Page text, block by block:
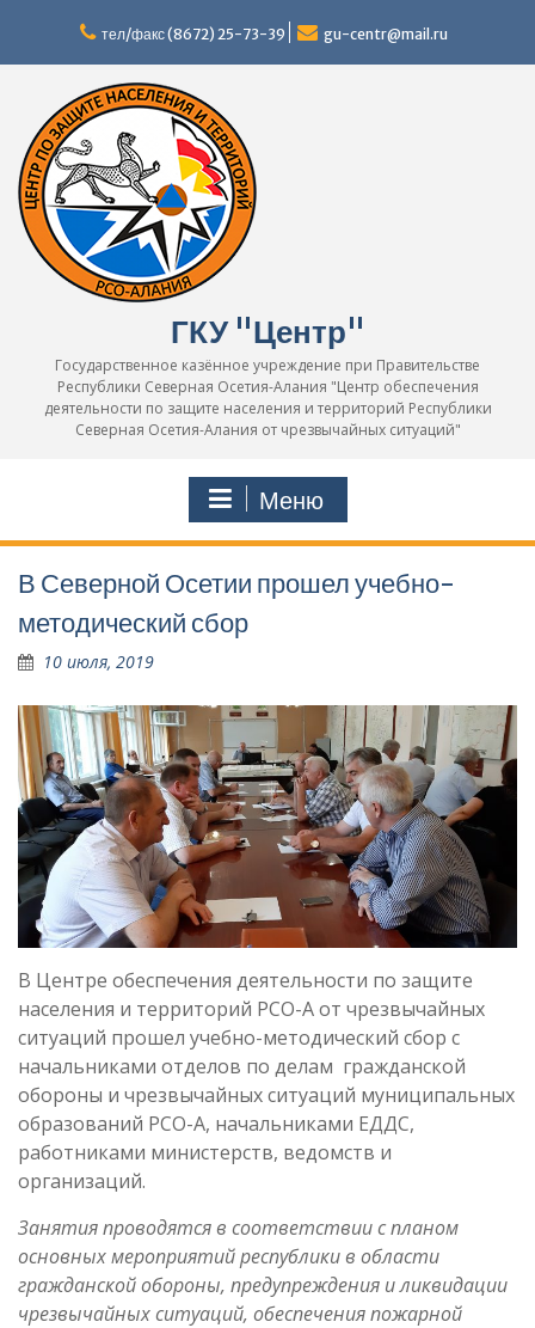
содержимому
тел/факс (8672) 25-73-39 gu-centr@mail.ru
ГКУ "Центр"
Государственное казённое учреждение при Правительстве
Республики Северная Осетия-Алания "Центр обеспечения
деятельности по защите населения и территорий Республики
Северная Осетия-Алания от чрезвычайных ситуаций"
Меню
В Северной Осетии прошел учебно-
методический сбор
10 июля, 2019
В Центре обеспечения деятельности по защите
населения и территорий РСО-А от чрезвычайных
ситуаций прошел учебно-методический сбор с
начальниками отделов по делам гражданской
обороны и чрезвычайных ситуаций муниципальных
образований РСО-А, начальниками ЕДДС,
работниками министерств, ведомств и
организаций.
Занятия проводятся в соответствии с планом
основных мероприятий республики в области
гражданской обороны, предупреждения и ликвидации
чрезвычайных ситуаций, обеспечения пожарной